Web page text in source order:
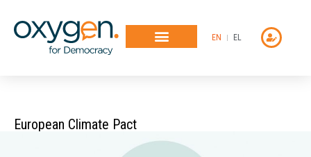
στο
περιεχόμενο
EN EL
European Climate Pact